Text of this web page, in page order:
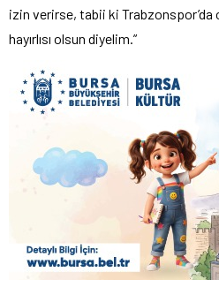
izin verirse, tabii ki
hayırlısı olsun diyelim.”